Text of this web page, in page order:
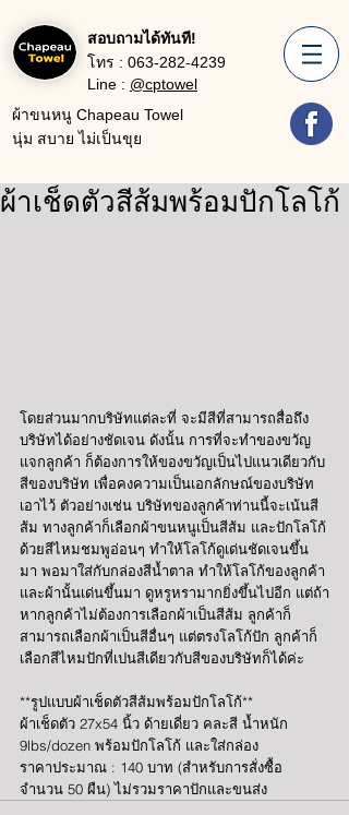
สอบถามได้ทันที!
โทร : 063-282-4239
Line : @cptowel
ผ้าขนหนู Chapeau Towel
นุ่ม สบาย ไม่เป็นขุย
ผ้าเช็ดตัวสีส้มพร้อมปักโลโก้
โดยส่วนมากบริษัทแต่ละที่ จะมีสีที่สามารถสื่อถึง
บริษัทได้อย่างชัดเจน ดังนั้น การที่จะทำของขวัญ
แจกลูกค้า ก็ต้องการให้ของขวัญเป็นไปแนวเดียวกับ
สีของบริษัท เพื่อคงความเป็นเอกลักษณ์ของบริษัท
เอาไว้ ตัวอย่างเช่น บริษัทของลูกค้าท่านนี้จะเน้นสี
ส้ม ทางลูกค้าก็เลือกผ้าขนหนูเป็นสีส้ม และปักโลโก้
ด้วยสีไหมชมพูอ่อนๆ ทำให้โลโก้ดูเด่นชัดเจนขึ้น
มา พอมาใส่กับกล่องสีน้ำตาล ทำให้โลโก้ของลูกค้า
และผ้านั้นเด่นขึ้นมา ดูหรูหรามากยิ่งขึ้นไปอีก แต่ถ้า
หากลูกค้าไม่ต้องการเลือกผ้าเป็นสีส้ม ลูกค้าก็
สามารถเลือกผ้าเป็นสีอื่นๆ แต่ตรงโลโก้ปัก ลูกค้าก็
เลือกสีไหมปักที่เปนสีเดียวกับสีของบริษัทก็ได้ค่ะ
**รูปแบบผ้าเช็ดตัวสีส้มพร้อมปักโลโก้**
ผ้าเช็ดตัว 27x54 นิ้ว ด้ายเดี่ยว คละสี น้ำหนัก
9lbs/dozen พร้อมปักโลโก้ และใส่กล่อง
ราคาประมาณ : 140 บาท (สำหรับการสั่งซื้อ
จำนวน 50 ผืน) ไม่รวมราคาปักและขนส่ง